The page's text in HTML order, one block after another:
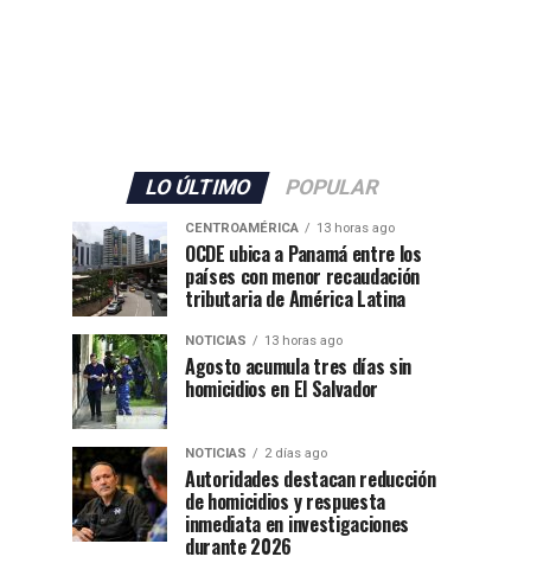
LO ÚLTIMO POPULAR
CENTROAMÉRICA 13 horas ago
OCDE ubica a Panamá entre los
países con menor recaudación
tributaria de América Latina
NOTICIAS 13 horas ago
Agosto acumula tres días sin
homicidios en El Salvador
NOTICIAS 2 días ago
Autoridades destacan reducción
de homicidios y respuesta
inmediata en investigaciones
durante 2026